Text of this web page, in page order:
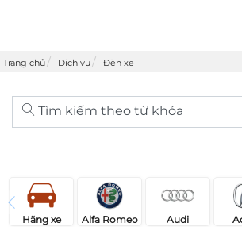
Trang chủ Dịch vụ Đèn xe
Tìm kiếm theo từ khóa
Hãng xe Alfa Romeo Audi